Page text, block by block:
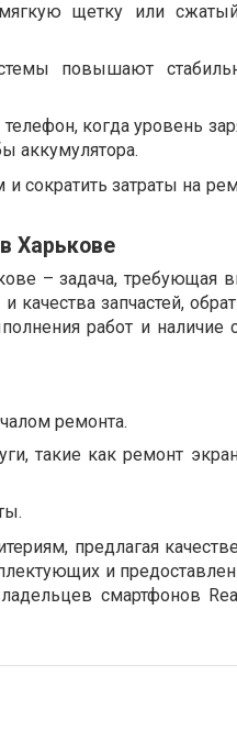
щетку или
повышают
когда уровень
аккумулятора.
сократить затраты на
Харькове
– задача, требующая
запчастей,
работ и наличие
ремонта.
такие как ремонт
предлагая
и
смартфонов